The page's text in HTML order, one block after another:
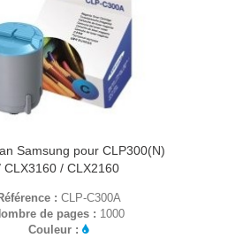
Samsung pour CLP300(N)
CLX3160 / CLX2160
: CLP-C300A
de pages : 1000
Couleur :